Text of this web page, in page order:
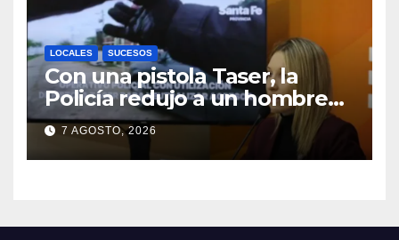
LOCALES SUCESOS
Con una pistola Taser, la
Policía redujo a un hombre
que amenazaba a su padre
con un arma blanca en la
ruta 168
7 AGOSTO, 2026